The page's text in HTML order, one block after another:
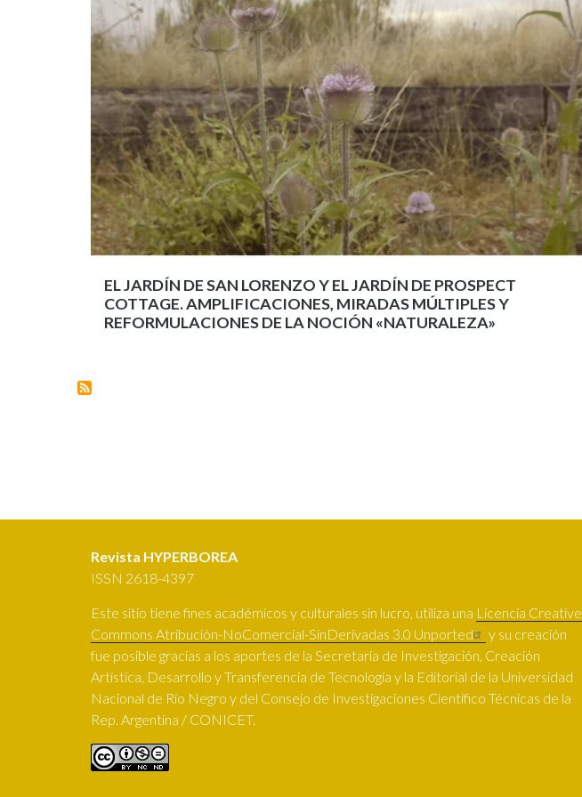
EL JARDÍN DE SAN LORENZO Y EL JARDÍN DE PROSPECT
COTTAGE. AMPLIFICACIONES, MIRADAS MÚLTIPLES Y
REFORMULACIONES DE LA NOCIÓN «NATURALEZA»
Revista HYPERBOREA
ISSN 2618-4397
Este sitio tiene fines académicos y culturales sin lucro, utiliza una Licencia Creative
Commons Atribución-NoComercial-SinDerivadas 3.0 Unported
y su creación
fue posible gracias a los aportes de la Secretaría de Investigación, Creación
Artística, Desarrollo y Transferencia de Tecnología y la Editorial de la Universidad
Nacional de Río Negro y del Consejo de Investigaciones Científico Técnicas de la
Rep. Argentina / CONICET.